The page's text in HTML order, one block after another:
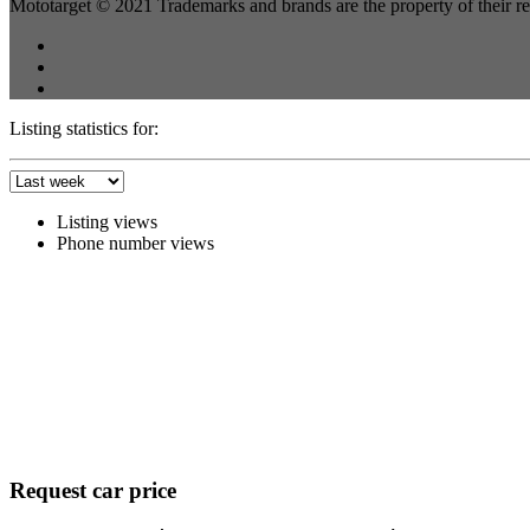
Mototarget © 2021 Trademarks and brands are the property of their
Listing statistics for:
Listing views
Phone number views
Request car price